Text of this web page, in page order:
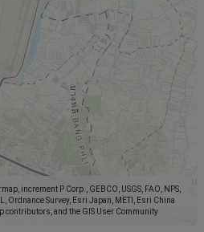
increment P Corp., GEBCO, USGS, FAO, NPS,
Ordnance Survey, Esri Japan, METI, Esri China
contributors, and the GIS User Community